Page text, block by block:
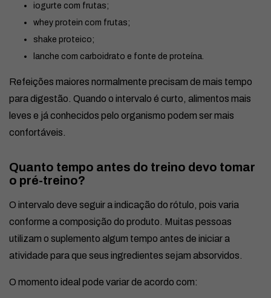
iogurte com frutas;
whey protein com frutas;
shake proteico;
lanche com carboidrato e fonte de proteína.
Refeições maiores normalmente precisam de mais tempo
para digestão. Quando o intervalo é curto, alimentos mais
leves e já conhecidos pelo organismo podem ser mais
confortáveis.
Quanto tempo antes do treino devo tomar
o pré-treino?
O intervalo deve seguir a indicação do rótulo, pois varia
conforme a composição do produto. Muitas pessoas
utilizam o suplemento algum tempo antes de iniciar a
atividade para que seus ingredientes sejam absorvidos.
O momento ideal pode variar de acordo com: